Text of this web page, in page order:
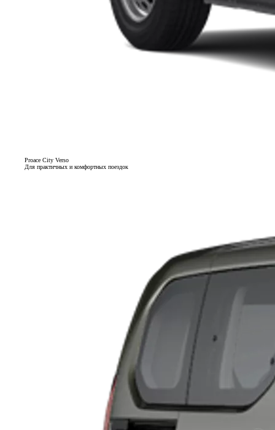
Proace City Verso
Для практичных и комфортных поездок